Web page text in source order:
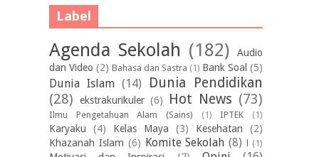
Label
Agenda Sekolah (182)
Audio
dan Video (2) Bahasa dan Sastra (1) Bank Soal (5)
Dunia Islam (14)
Dunia Pendidikan
(28)
ekstrakurikuler (6) Hot News (73)
Ilmu Pengetahuan Alam (Sains) (1) IPTEK (1)
Karyaku (4) Kelas Maya (3) Kesehatan
(2)
Khazanah Islam (6) Komite Sekolah (8) l (1)